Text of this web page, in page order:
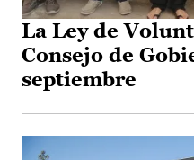
La Ley de
Consejo de
septiembre